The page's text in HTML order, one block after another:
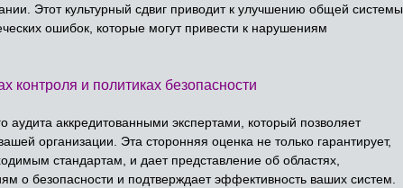
Этот культурный сдвиг приводит к улучшению общей системы
ошибок, которые могут привести к нарушениям
контроля и политиках безопасности
аккредитованными экспертами, который позволяет
организации. Эта сторонняя оценка не только гарантирует,
стандартам, и дает представление об областях,
безопасности и подтверждает эффективность ваших систем.